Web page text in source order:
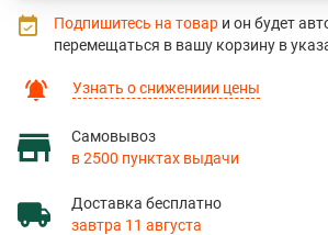
Узнать о снижениии цены
Самовывоз
в 2500 пунктах выдачи
Доставка бесплатно
завтра 11 августа
Подпишитесь на товар и он будет
перемещаться в вашу корзину в